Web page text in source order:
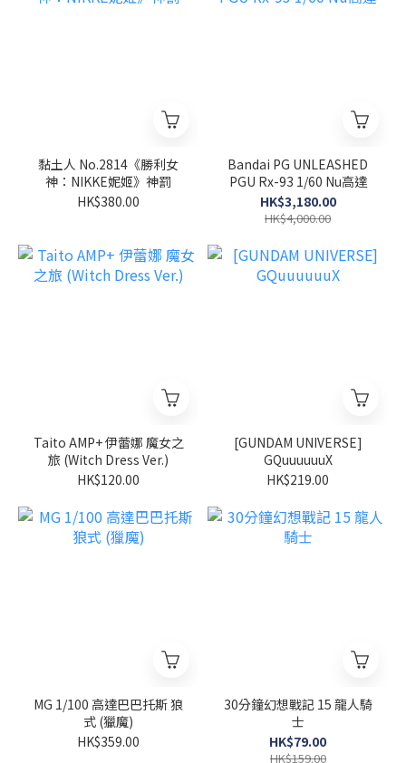
黏土人 No.2814《勝利女
神：NIKKE妮姬》神罰
HK$380.00
Bandai PG UNLEASHED
PGU Rx-93 1/60 Nu高達
HK$3,180.00
HK$4,000.00
Taito AMP+ 伊蕾娜 魔女之
旅 (Witch Dress Ver.)
HK$120.00
[GUNDAM UNIVERSE]
GQuuuuuuX
HK$219.00
MG 1/100 高達巴巴托斯 狼
式 (獵魔)
HK$359.00
30分鐘幻想戰記 15 龍人騎
士
HK$79.00
HK$159.00